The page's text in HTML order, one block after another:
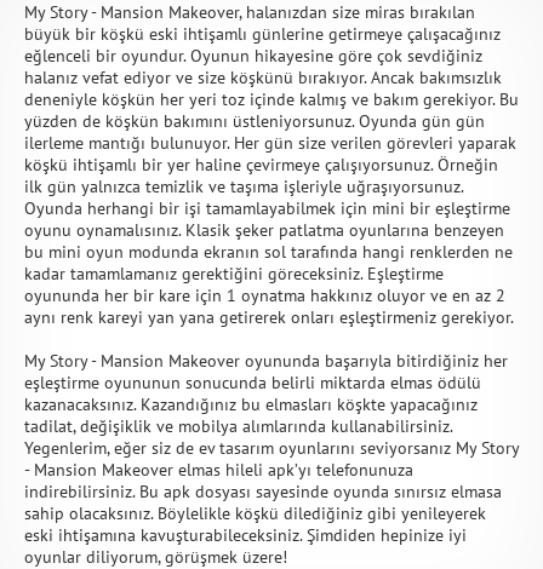
My Story - Mansion Makeover, halanızdan size miras bırakılan
büyük bir köşkü eski ihtişamlı günlerine getirmeye çalışacağınız
eğlenceli bir oyundur. Oyunun hikayesine göre çok sevdiğiniz
halanız vefat ediyor ve size köşkünü bırakıyor. Ancak bakımsızlık
deneniyle köşkün her yeri toz içinde kalmış ve bakım gerekiyor. Bu
yüzden de köşkün bakımını üstleniyorsunuz. Oyunda gün gün
ilerleme mantığı bulunuyor. Her gün size verilen görevleri yaparak
köşkü ihtişamlı bir yer haline çevirmeye çalışıyorsunuz. Örneğin
ilk gün yalnızca temizlik ve taşıma işleriyle uğraşıyorsunuz.
Oyunda herhangi bir işi tamamlayabilmek için mini bir eşleştirme
oyunu oynamalısınız. Klasik şeker patlatma oyunlarına benzeyen
bu mini oyun modunda ekranın sol tarafında hangi renklerden ne
kadar tamamlamanız gerektiğini göreceksiniz. Eşleştirme
oyununda her bir kare için 1 oynatma hakkınız oluyor ve en az 2
aynı renk kareyi yan yana getirerek onları eşleştirmeniz gerekiyor.
My Story - Mansion Makeover oyununda başarıyla bitirdiğiniz her
eşleştirme oyununun sonucunda belirli miktarda elmas ödülü
kazanacaksınız. Kazandığınız bu elmasları köşkte yapacağınız
tadilat, değişiklik ve mobilya alımlarında kullanabilirsiniz.
Yegenlerim, eğer siz de ev tasarım oyunlarını seviyorsanız My Story
- Mansion Makeover elmas hileli apk’yı telefonunuza
indirebilirsiniz. Bu apk dosyası sayesinde oyunda sınırsız elmasa
sahip olacaksınız. Böylelikle köşkü dilediğiniz gibi yenileyerek
eski ihtişamına kavuşturabileceksiniz. Şimdiden hepinize iyi
oyunlar diliyorum, görüşmek üzere!